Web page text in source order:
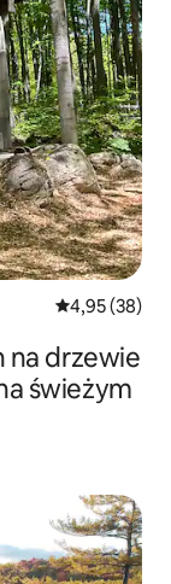
Średnia
4,95 (38)
na drzewie
świeżym